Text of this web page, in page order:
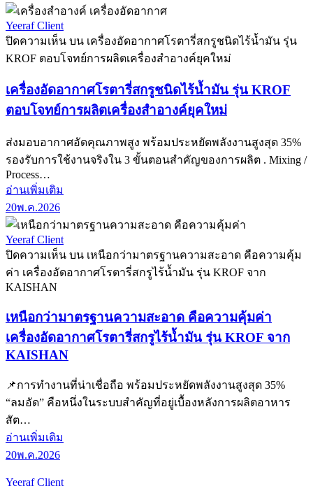
Yeeraf Client
ปิดความเห็น บน เครื่องอัดอากาศโรตารี่สกรูชนิดไร้น้ำมัน รุ่น
KROF ตอบโจทย์การผลิตเครื่องสำอางค์ยุคใหม่
เครื่องอัดอากาศโรตารี่สกรูชนิดไร้น้ำมัน รุ่น KROF
ตอบโจทย์การผลิตเครื่องสำอางค์ยุคใหม่
ส่งมอบอากาศอัดคุณภาพสูง พร้อมประหยัดพลังงานสูงสุด 35%
รองรับการใช้งานจริงใน 3 ขั้นตอนสำคัญของการผลิต . Mixing /
Process…
อ่านเพิ่มเติม
20พ.ค.2026
Yeeraf Client
ปิดความเห็น บน เหนือกว่ามาตรฐานความสะอาด คือความคุ้ม
ค่า เครื่องอัดอากาศโรตารี่สกรูไร้น้ำมัน รุ่น KROF จาก
KAISHAN
เหนือกว่ามาตรฐานความสะอาด คือความคุ้มค่า
เครื่องอัดอากาศโรตารี่สกรูไร้น้ำมัน รุ่น KROF จาก
KAISHAN
📌การทำงานที่น่าเชื่อถือ พร้อมประหยัดพลังงานสูงสุด 35%
“ลมอัด” คือหนึ่งในระบบสำคัญที่อยู่เบื้องหลังการผลิตอาหาร
สัต…
อ่านเพิ่มเติม
20พ.ค.2026
Yeeraf Client